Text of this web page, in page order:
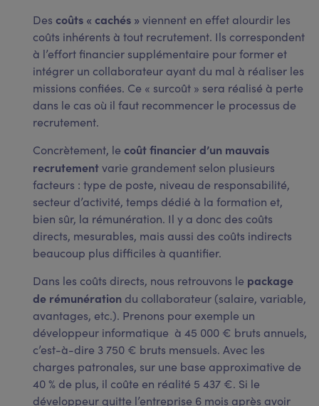
Des coûts « cachés »viennent en effet alourdir les
coûts inhérents à tout recrutement. Ils correspondent
à l’effort financier supplémentaire pour former et
intégrer un collaborateur ayant du mal à réaliser les
missions confiées. Ce « surcoût » sera réalisé à perte
dans le cas où il faut recommencer le processus de
recrutement.
Concrètement, le coût financier d’un mauvais
recrutementvarie grandement selon plusieurs
facteurs : type de poste, niveau de responsabilité,
secteur d’activité, temps dédié à la formation et,
bien sûr, la rémunération. Il y a donc des coûts
directs, mesurables, mais aussi des coûts indirects
beaucoup plus difficiles à quantifier.
Dans les coûts directs, nous retrouvons le package
de rémunération du collaborateur (salaire, variable,
avantages, etc.). Prenons pour exemple un
développeur informatique à 45 000 € bruts annuels,
c’est-à-dire 3 750 € bruts mensuels. Avec les
charges patronales, sur une base approximative de
40 % de plus, il coûte en réalité 5 437 €. Si le
développeur quitte l’entreprise 6 mois après avoir